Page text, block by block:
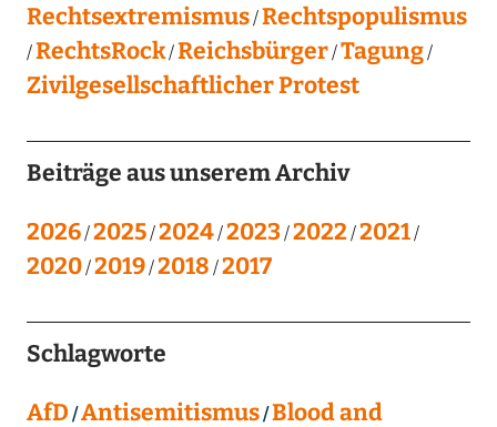
Rechtsextremismus Rechtspopulismus
RechtsRock Reichsbürger Tagung
Zivilgesellschaftlicher Protest
Beiträge aus unserem Archiv
2026 2025 2024 2023 2022 2021
2020 2019 2018 2017
Schlagworte
AfD Antisemitismus Blood and